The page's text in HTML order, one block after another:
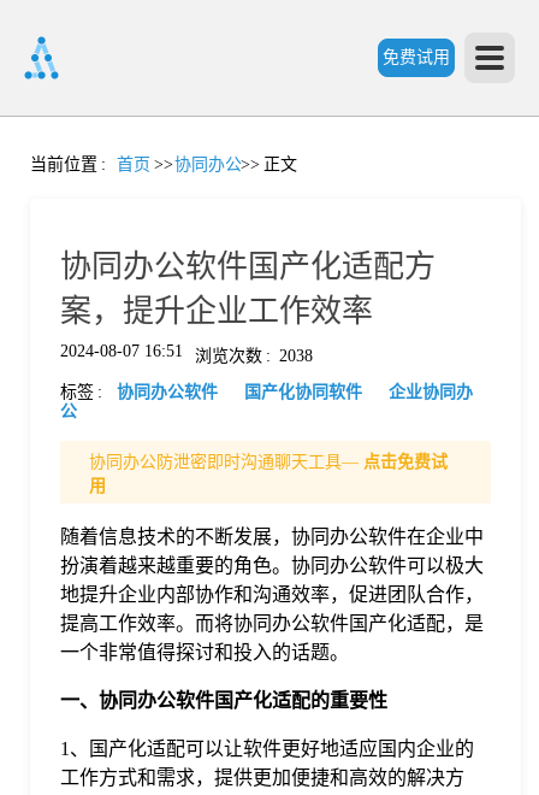
免费试用
首
格
常
当前位置 : 首页 >>协同办公>> 正文
协同办公软件国产化适配方
案，提升企业工作效率
2024-08-07 16:51 浏览次数 : 2038
标签 : 协同办公软件 国产化协同软件
企业协同办
公
协同办公防泄密即时沟通聊天工具— 点击免费试
用
随着信息技术的不断发展，协同办公软件在企业中
扮演着越来越重要的角色。协同办公软件可以极大
地提升企业内部协作和沟通效率，促进团队合作，
提高工作效率。而将协同办公软件国产化适配，是
一个非常值得探讨和投入的话题。
一、协同办公软件国产化适配的重要性
1、国产化适配可以让软件更好地适应国内企业的
工作方式和需求，提供更加便捷和高效的解决方